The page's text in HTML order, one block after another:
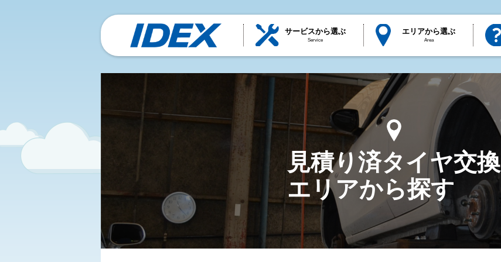
サービスから選ぶ
Service
エリアから選ぶ
Area
見積り済タイヤ交換
エリアから探す